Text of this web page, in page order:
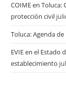
COIME en
protección civil
Toluca: Agenda
EVIE en el
establecimiento